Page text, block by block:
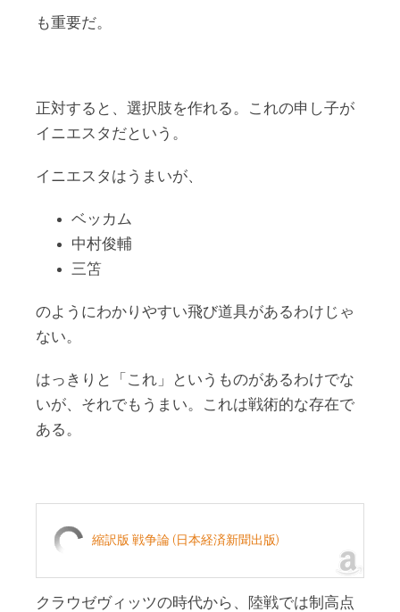
も重要だ。
正対すると、選択肢を作れる。これの申し子が
イニエスタだという。
イニエスタはうまいが、
ベッカム
中村俊輔
三笘
のようにわかりやすい飛び道具があるわけじゃ
ない。
はっきりと「これ」というものがあるわけでな
いが、それでもうまい。これは戦術的な存在で
ある。
縮訳版 戦争論 (日本経済新聞出版)
クラウゼヴィッツの時代から、陸戦では制高点